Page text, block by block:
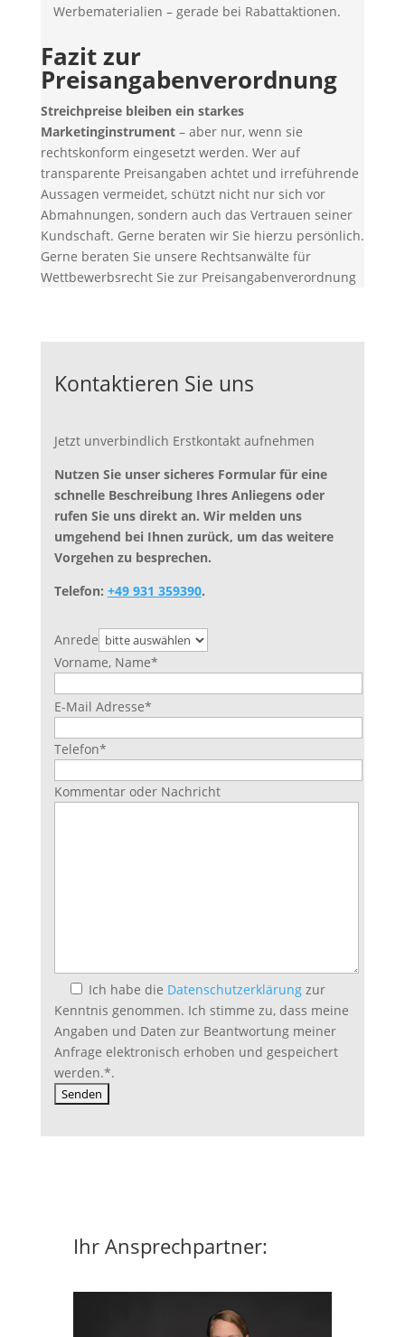
Werbematerialien – gerade bei Rabattaktionen.
Fazit zur
Preisangabenverordnung
Streichpreise bleiben ein starkes
Marketinginstrument– aber nur, wenn sie
rechtskonform eingesetzt werden. Wer auf
transparente Preisangaben achtet und irreführende
Aussagen vermeidet, schützt nicht nur sich vor
Abmahnungen, sondern auch das Vertrauen seiner
Kundschaft. Gerne beraten wir Sie hierzu persönlich.
Gerne beraten Sie unsere Rechtsanwälte für
Wettbewerbsrecht Sie zur Preisangabenverordnung
Kontaktieren Sie uns
Jetzt unverbindlich Erstkontakt aufnehmen
Nutzen Sie unser sicheres Formular für eine
schnelle Beschreibung Ihres Anliegens oder
rufen Sie uns direkt an. Wir melden uns
umgehend bei Ihnen zurück, um das weitere
Vorgehen zu besprechen.
Telefon: +49 931 359390.
Anrede
Vorname, Name*
Bitte
dieses
leer.
E-Mail Adresse*
Telefon*
Kommentar oder Nachricht
Ich habe die Datenschutzerklärungzur
Kenntnis genommen. Ich stimme zu, dass meine
Angaben und Daten zur Beantwortung meiner
Anfrage elektronisch erhoben und gespeichert
werden.*.
Ihr Ansprechpartner: